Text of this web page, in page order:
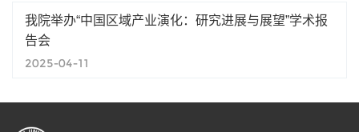
我院举办“中国区域产业演化：研究进展与展望”学术报
告会
2025-04-11